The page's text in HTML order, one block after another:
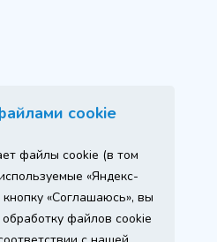
cookie
файлы cookie (в том
«Яндекс-
«Соглашаюсь», вы
файлов cookie
носит
публичной
2 статьи 437 ГК РФ.
о наличии и
услуг,
сайта по